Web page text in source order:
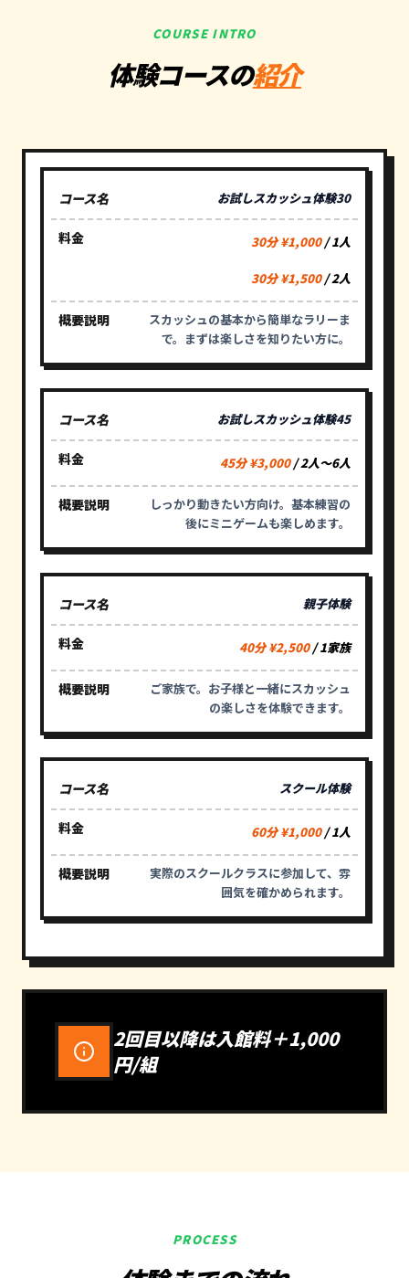
COURSE INTRO
体験コースの紹介
お試しスカッシュ体験30
30分 ¥1,000/ 1人
30分 ¥1,500/ 2人
スカッシュの基本から簡単なラリーま
で。まずは楽しさを知りたい方に。
お試しスカッシュ体験45
45分 ¥3,000/ 2人〜6人
しっかり動きたい方向け。基本練習の
後にミニゲームも楽しめます。
親子体験
40分 ¥2,500/ 1家族
ご家族で。お子様と一緒にスカッシュ
の楽しさを体験できます。
スクール体験
60分 ¥1,000/ 1人
実際のスクールクラスに参加して、雰
囲気を確かめられます。
2回目以降は入館料＋1,000
円/組
PROCESS